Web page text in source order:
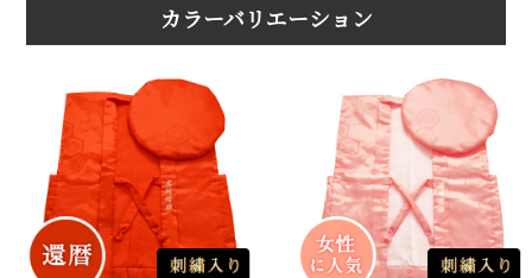
カラーバリエーション